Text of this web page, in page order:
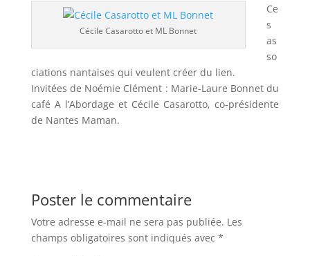
Cécile Casarotto et ML Bonnet
Ce
s
as
so
ciations nantaises qui veulent créer du lien.
Invitées de Noémie Clément : Marie-Laure Bonnet du
café A l’Abordage et Cécile Casarotto, co-présidente
de Nantes Maman.
Poster le commentaire
Votre adresse e-mail ne sera pas publiée. Les
champs obligatoires sont indiqués avec *